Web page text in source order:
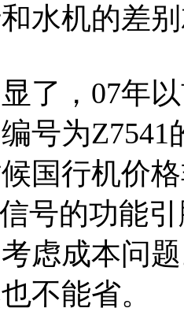
水机的差
了，07年
号为
国行机价
号的功能
虑成本问
不能省。